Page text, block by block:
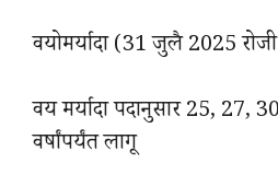
वयोमर्यादा (31 जुलै 2025
वय मर्यादा पदानुसार 25, 27,
वर्षांपर्यंत लागू